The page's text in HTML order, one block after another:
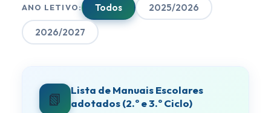
ANO LETIVO: Todos 2025/2026
2026/2027
📗
Lista de Manuais Escolares
adotados (2.º e 3.º Ciclo)